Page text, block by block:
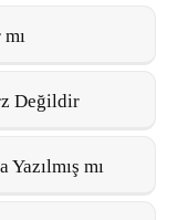
Değildir
mı